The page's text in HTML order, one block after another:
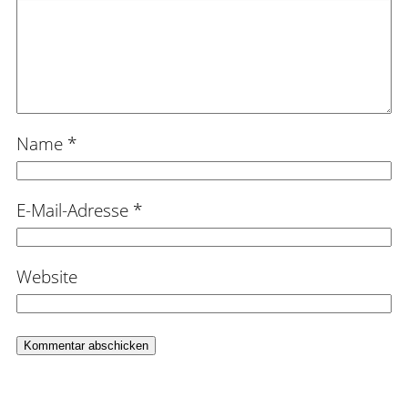
Name *
E-Mail-Adresse *
Website